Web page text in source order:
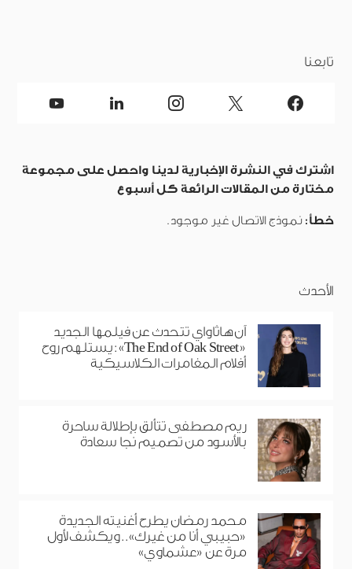
تابعنا
اشترك في النشرة الإخبارية لدينا واحصل على مجموعة
مختارة من المقالات الرائعة كل أسبوع
خطأ: نموذج الاتصال غير موجود.
الأحدث
آن هاثاواي تتحدث عن فيلمها الجديد
«The End of Oak Street»: يستلهم روح
أفلام المغامرات الكلاسيكية
ريم مصطفى تتألق بإطلالة ساحرة
بالأسود من تصميم نجا سعادة
محمد رمضان يطرح أغنيته الجديدة
«حبيبي أنا من غيرك».. ويكشف لأول
مرة عن «عشماوي»